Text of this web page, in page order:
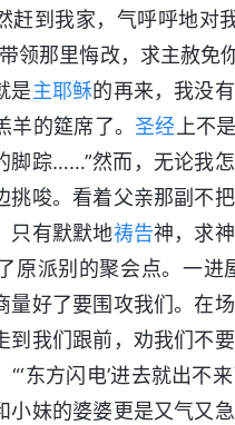
赶到我家，气呼呼地对
领那里悔改，求主赦免
是主耶稣的再来，我没
羊的筵席了。圣经 上不
脚踪……”然而，无论我
挑唆。看着父亲那副不
只有默默地祷告神，求
原派别的聚会点。一
量好了要围攻我们。在
到我们跟前，劝我们不
“‘东方闪电’进去就出
小妹的婆婆更是又气又